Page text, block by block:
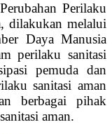
Perilaku
dilakukan melalui
Daya Manusia
perilaku sanitasi
pemuda dan
sanitasi aman
berbagai pihak
aman.